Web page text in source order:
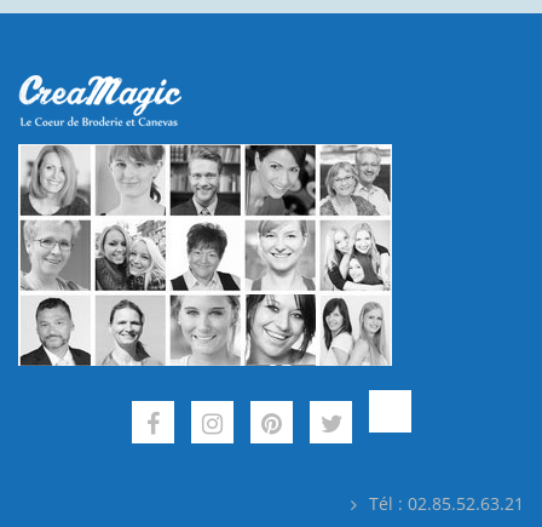
Tél : 02.85.52.63.21